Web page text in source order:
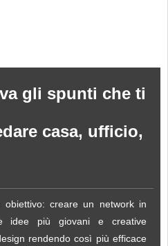
gli spunti che ti
casa, ufficio,
creare un network in
idee più giovani e creative
rendendo così più efficace